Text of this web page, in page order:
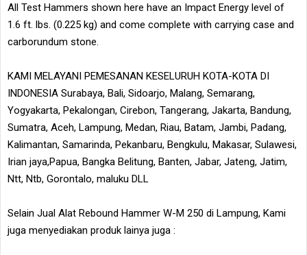
All Test Hammers shown here have an Impact Energy level of
1.6 ft. lbs. (0.225 kg) and come complete with carrying case and
carborundum stone.
KAMI MELAYANI PEMESANAN KESELURUH KOTA-KOTA DI
INDONESIA Surabaya, Bali, Sidoarjo, Malang, Semarang,
Yogyakarta, Pekalongan, Cirebon, Tangerang, Jakarta, Bandung,
Sumatra, Aceh, Lampung, Medan, Riau, Batam, Jambi, Padang,
Kalimantan, Samarinda, Pekanbaru, Bengkulu, Makasar, Sulawesi,
Irian jaya,Papua, Bangka Belitung, Banten, Jabar, Jateng, Jatim,
Ntt, Ntb, Gorontalo, maluku DLL
Selain Jual Alat Rebound Hammer W-M 250 di Lampung, Kami
juga menyediakan produk lainya juga :